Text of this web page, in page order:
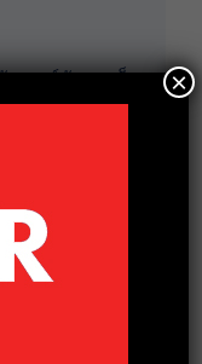
บ ศูนย์พัฒนาเด็ก
ทัยธานี
×